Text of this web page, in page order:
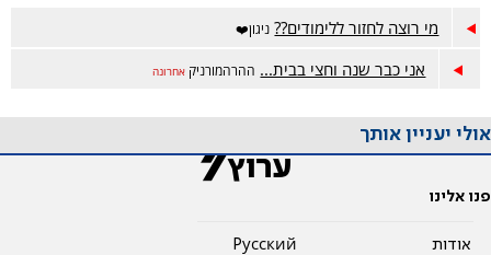
מי רוצה לחזור ללימודים?? ניגון❤️
אני כבר שנה וחצי בבית... ההרהמורניק אחרונה
אולי יעניין אותך
פנו אלינו
אודות
Pусский